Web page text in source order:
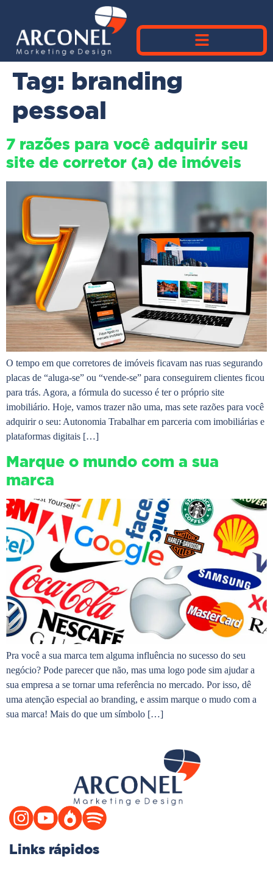
Tag: branding
pessoal
7 razões para você adquirir seu
site de corretor (a) de imóveis
O tempo em que corretores de imóveis ficavam nas ruas segurando
placas de “aluga-se” ou “vende-se” para conseguirem clientes ficou
para trás. Agora, a fórmula do sucesso é ter o próprio site
imobiliário. Hoje, vamos trazer não uma, mas sete razões para você
adquirir o seu: Autonomia Trabalhar em parceria com imobiliárias e
plataformas digitais […]
Marque o mundo com a sua
marca
Pra você a sua marca tem alguma influência no sucesso do seu
negócio? Pode parecer que não, mas uma logo pode sim ajudar a
sua empresa a se tornar uma referência no mercado. Por isso, dê
uma atenção especial ao branding, e assim marque o mudo com a
sua marca! Mais do que um símbolo […]
Links rápidos